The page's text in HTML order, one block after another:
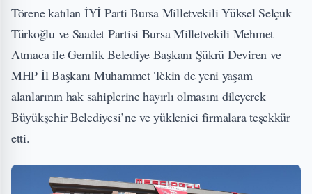
Törene katılan İYİ Parti Bursa Milletvekili Yüksel Selçuk
Türkoğlu ve Saadet Partisi Bursa Milletvekili Mehmet
Atmaca ile Gemlik Belediye Başkanı Şükrü Deviren ve
MHP İl Başkanı Muhammet Tekin de yeni yaşam
alanlarının hak sahiplerine hayırlı olmasını dileyerek
Büyükşehir Belediyesi’ne ve yüklenici firmalara teşekkür
etti.